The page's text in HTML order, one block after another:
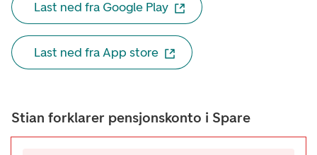
Last ned fra Google Play
Last ned fra App store
Stian forklarer pensjonskonto i Spare